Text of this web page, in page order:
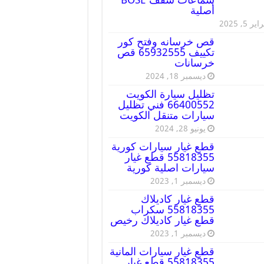
أصلية
5, 2025
قص خرسانه وفتح كور
تكييف 65932555 قص
خرسانات
ديسمبر 18, 2024
تظليل سيارة الكويت
66400552 فني تظليل
سيارات متنقل الكويت
يونيو 28, 2024
قطع غيار سيارات كورية
55818355 قطع غيار
سيارات اصلية كورية
ديسمبر 1, 2023
قطع غيار كاديلاك
55818355 سكراب
قطع غيار كاديلاك رخيص
ديسمبر 1, 2023
قطع غيار سيارات المانية